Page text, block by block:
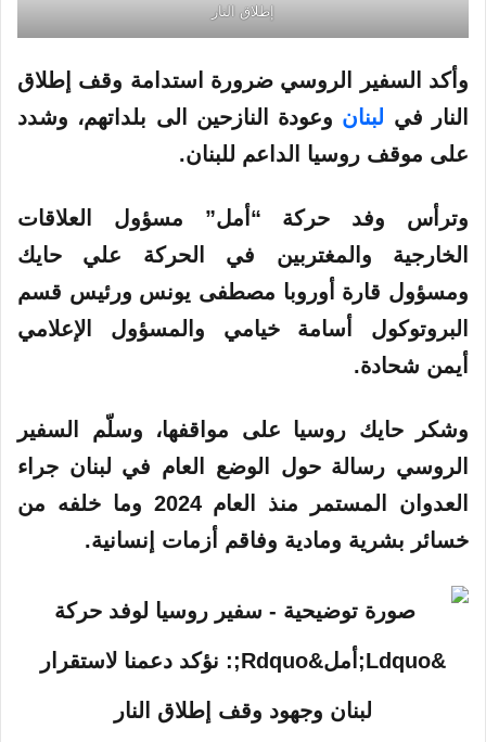
إطلاق النار
وأكد السفير الروسي ضرورة استدامة وقف إطلاق
النار في لبنان وعودة النازحين الى بلداتهم، وشدد
على موقف روسيا الداعم للبنان.
وترأس وفد حركة “أمل” مسؤول العلاقات
الخارجية والمغتربين في الحركة علي حايك
ومسؤول قارة أوروبا مصطفى يونس ورئيس قسم
البروتوكول أسامة خيامي والمسؤول الإعلامي
أيمن شحادة.
وشكر حايك روسيا على مواقفها، وسلّم السفير
الروسي رسالة حول الوضع العام في لبنان جراء
العدوان المستمر منذ العام 2024 وما خلفه من
خسائر بشرية ومادية وفاقم أزمات إنسانية.